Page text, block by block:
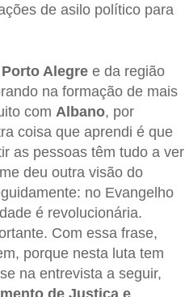
de asilo político para
Porto Alegree da região
na formação de mais
com Albano, por
coisa que aprendi é que
as pessoas têm tudo a ver
deu outra visão do
no Evangelho
é revolucionária.
Com essa frase,
porque nesta luta tem
na entrevista a seguir,